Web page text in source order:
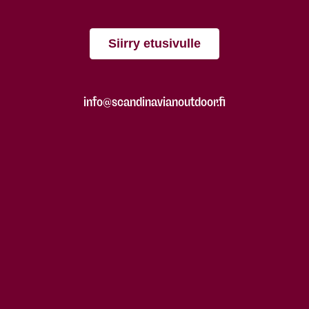
Siirry etusivulle
info@scandinavianoutdoor.fi